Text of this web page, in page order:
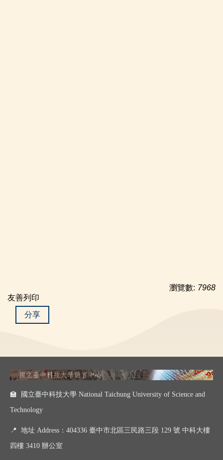
瀏覽數: 7968
友善列印
分享
🏫 國立臺中科技大學 National Taichung University of Science and
Technology
📍 地址 Address：404336 臺中市北區三民路三段 129 號 中科大樓
四樓 3410 辦公室